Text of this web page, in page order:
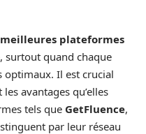
meilleures plateformes
surtout quand chaque
Il est crucial
avantages qu’elles
tels que GetFluence,
par leur réseau